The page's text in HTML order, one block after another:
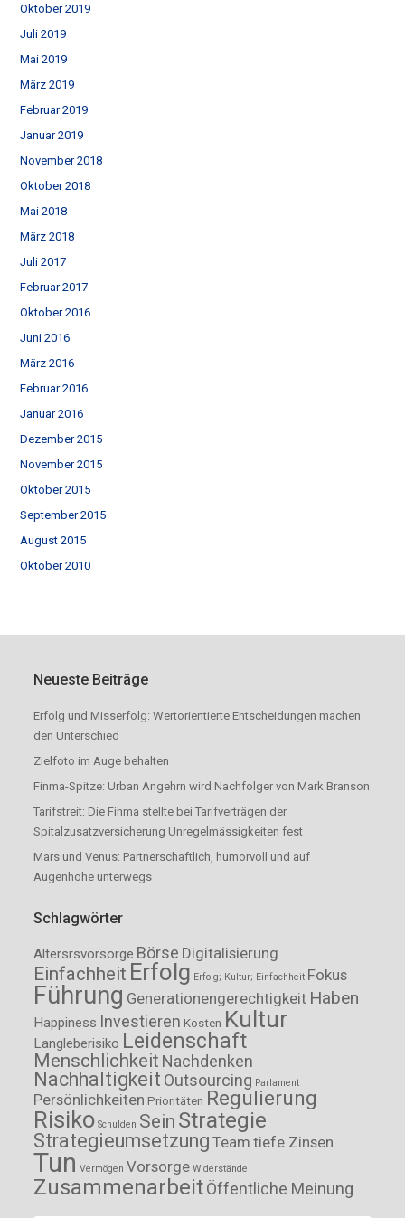
Oktober 2019
Juli 2019
Mai 2019
März 2019
Februar 2019
Januar 2019
November 2018
Oktober 2018
Mai 2018
März 2018
Juli 2017
Februar 2017
Oktober 2016
Juni 2016
März 2016
Februar 2016
Januar 2016
Dezember 2015
November 2015
Oktober 2015
September 2015
August 2015
Oktober 2010
Neueste Beiträge
Erfolg und Misserfolg: Wertorientierte Entscheidungen machen
den Unterschied
Zielfoto im Auge behalten
Finma-Spitze: Urban Angehrn wird Nachfolger von Mark Branson
Tarifstreit: Die Finma stellte bei Tarifverträgen der
Spitalzusatzversicherung Unregelmässigkeiten fest
Mars und Venus: Partnerschaftlich, humorvoll und auf
Augenhöhe unterwegs
Schlagwörter
Altersrsvorsorge Börse Digitalisierung
Einfachheit Erfolg Erfolg; Kultur; Einfachheit Fokus
Führung Generationengerechtigkeit Haben
Happiness Investieren Kosten Kultur
Langleberisiko Leidenschaft
Menschlichkeit Nachdenken
Nachhaltigkeit Outsourcing Parlament
Persönlichkeiten Prioritäten Regulierung
Risiko Schulden Sein Strategie
Strategieumsetzung Team tiefe Zinsen
Tun Vermögen Vorsorge Widerstände
ZusammenarbeitÖffentliche Meinung